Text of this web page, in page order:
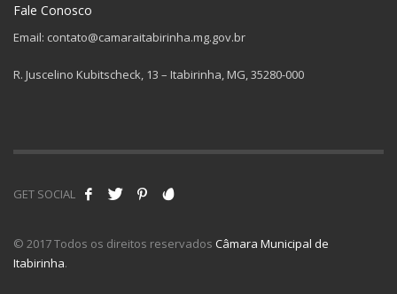
Fale Conosco
Email: contato@camaraitabirinha.mg.gov.br
R. Juscelino Kubitscheck, 13 – Itabirinha, MG, 35280-000
GET SOCIAL
© 2017 Todos os direitos reservados Câmara Municipal de
Itabirinha.